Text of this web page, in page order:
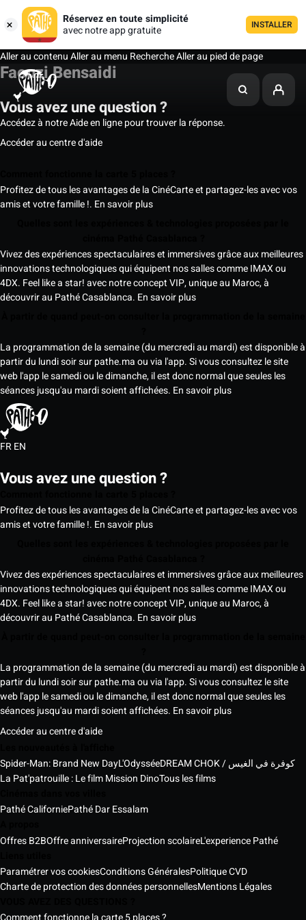
Réservez en toute simplicité
avec notre app gratuite
INSTALLER
Aller au contenuAller au menu RechercheAller au pied de page
Faouzi Bensaidi
Vous avez une question ?
Accédez à notre Aide en ligne pour trouver la réponse.
Accéder au centre d'aide
Profitez de tous les avantages de la CinéCarte et partagez-les avec vos
amis et votre famille !. En savoir plus
Vivez des expériences spectaculaires et immersives grâce aux meilleures
innovations technologiques qui équipent nos salles comme IMAX ou
4DX. Feel like a star! avec notre concept VIP, unique au Maroc, à
découvrir au Pathé Casablanca. En savoir plus
La programmation de la semaine (du mercredi au mardi) est disponible à
partir du lundi soir sur pathe.ma ou via l'app. Si vous consultez le site
web l'app le samedi ou le dimanche, il est donc normal que seules les
séances jusqu'au mardi soient affichées. En savoir plus
FREN
Vous avez une question ?
Profitez de tous les avantages de la CinéCarte et partagez-les avec vos
amis et votre famille !. En savoir plus
Vivez des expériences spectaculaires et immersives grâce aux meilleures
innovations technologiques qui équipent nos salles comme IMAX ou
4DX. Feel like a star! avec notre concept VIP, unique au Maroc, à
découvrir au Pathé Casablanca. En savoir plus
La programmation de la semaine (du mercredi au mardi) est disponible à
partir du lundi soir sur pathe.ma ou via l'app. Si vous consultez le site
web l'app le samedi ou le dimanche, il est donc normal que seules les
séances jusqu'au mardi soient affichées. En savoir plus
Accéder au centre d'aide
Spider-Man: Brand New DayL'Odyssée
DREAM CHOK / كوفرة في الغيس
La Pat'patrouille : Le film Mission DinoTous les films
Pathé CaliforniePathé Dar Essalam
Offres B2BOffre anniversaireProjection scolaireL'experience Pathé
Paramétrer vos cookiesConditions GénéralesPolitique CVD
Charte de protection des données personnellesMentions Légales